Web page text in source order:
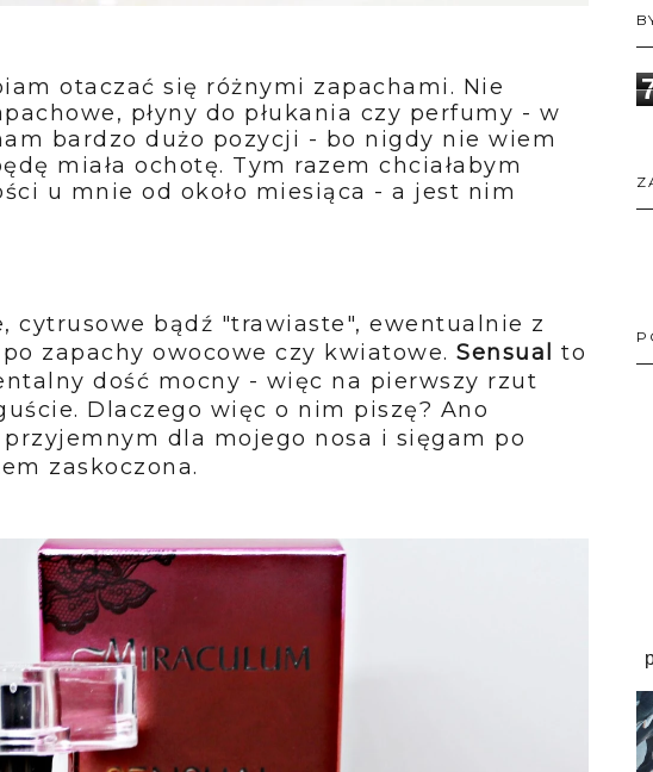
otaczać się różnymi zapachami. Nie
płyny do płukania czy perfumy - w
bardzo dużo pozycji - bo nigdy nie wiem
miała ochotę. Tym razem chciałabym
u mnie od około miesiąca - a jest nim
cytrusowe bądź "trawiaste", ewentualnie z
zapachy owocowe czy kwiatowe. Sensual to
dość mocny - więc na pierwszy rzut
Dlaczego więc o nim piszę? Ano
dla mojego nosa i sięgam po
zaskoczona.